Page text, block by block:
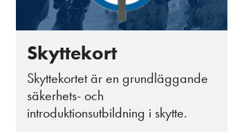
Skyttekort
Skyttekortet är en grundläggande
säkerhets- och
introduktionsutbildning i skytte.